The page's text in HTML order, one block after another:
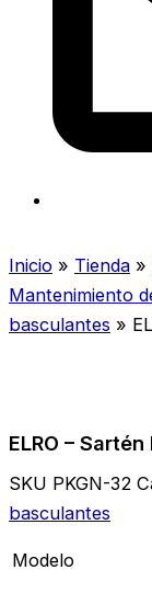
Inicio » Tienda »
Mantenimiento
basculantes »
ELRO – Sartén
SKU PKGN-32
basculantes
Modelo